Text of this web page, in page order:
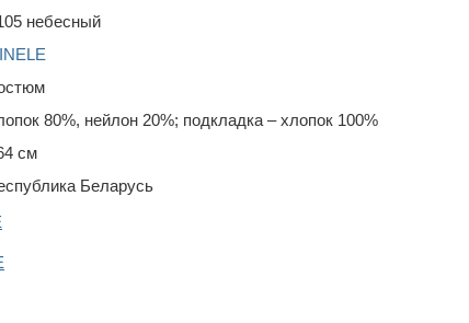
небесный
80%, нейлон 20%; подкладка – хлопок 100%
см
Беларусь